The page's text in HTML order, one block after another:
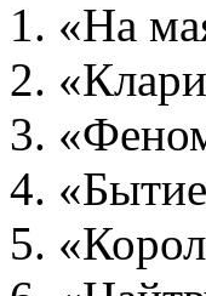
1. «На
2.
3.
4.
5.